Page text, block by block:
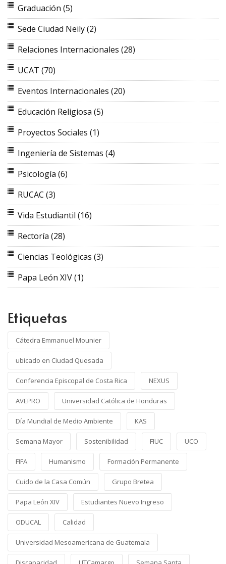
Graduación (5)
Sede Ciudad Neily(2)
Relaciones Internacionales (28)
UCAT (70)
Eventos Internacionales (20)
Educación Religiosa (5)
Proyectos Sociales (1)
Ingeniería de Sistemas (4)
Psicología (6)
RUCAC (3)
Vida Estudiantil (16)
Rectoría (28)
Ciencias Teológicas (3)
Papa León XIV(1)
Etiquetas
Cátedra Emmanuel Mounier
ubicado en Ciudad Quesada
Conferencia Episcopal de Costa Rica NEXUS
AVEPRO Universidad Católica de Honduras
Día Mundial de Medio Ambiente KAS
Semana Mayor Sostenibilidad FIUC UCO
FIFA Humanismo Formación Permanente
Cuido de la Casa Común Grupo Bretea
Papa León XIV Estudiantes Nuevo Ingreso
ODUCAL Calidad
Universidad Mesoamericana de Guatemala